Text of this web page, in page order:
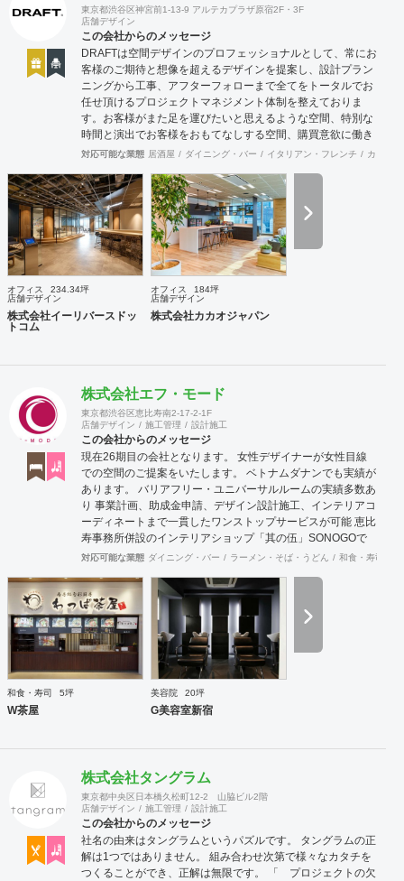
東京都渋谷区神宮前1-13-9 アルテカプラザ原宿2F・3F
店舗デザイン
この会社からのメッセージ
DRAFTは空間デザインのプロフェッショナルとして、常にお
客様のご期待と想像を超えるデザインを提案し、設計プラン
ニングから工事、アフターフォローまで全てをトータルでお
任せ頂けるプロジェクトマネジメント体制を整えておりま
す。お客様がまた足を運びたいと思えるような空間、特別な
時間と演出でお客様をおもてなしする空間、購買意欲に働き
かけるレイアウトとVMD、ブランド力を高める空間演出な
持っております。 ご希望されるイメージ、コストに関する不
安要素、 新規オープン、移転・改装に関するスケジュール、
ほか不明点など、まずはお気軽にお問い合わせください。
対応可能な業態 居酒屋 ダイニング・バー イタリアン・フレンチ カフェ
オフィス
234.34坪
店舗デザイン
株式会社イーリバースドッ
トコム
オフィス
184坪
店舗デザイン
株式会社カカオジャパン
株式会社エフ・モード
東京都渋谷区恵比寿南2-17-2-1F
店舗デザイン
施工管理 設計施工
この会社からのメッセージ
現在26期目の会社となります。 女性デザイナーが女性目線
での空間のご提案をいたします。 ベトナムダナンでも実績が
あります。 バリアフリー・ユニバーサルルームの実績多数あ
り 事業計画、助成金申請、デザイン設計施工、インテリアコ
ーディネートまで一貫したワンストップサービスが可能 恵比
寿事務所併設のインテリアショップ「其の伍」SONOGOで
はオリジナル家具をはじめアンティーク骨董家具の販売もし
対応可能な業態 ダイニング・バー ラーメン・そば・うどん 和食・寿司
和食・寿司 5坪
W茶屋
美容院 20坪
G美容室新宿
株式会社タングラム
東京都中央区日本橋久松町12-2 山脇ビル2階
店舗デザイン
施工管理 設計施工
この会社からのメッセージ
社名の由来はタングラムというパズルです。 タングラムの正
解は1つではありません。 組み合わせ次第で様々なカタチを
つくることができ、正解は無限です。 「 プロジェクトの欠